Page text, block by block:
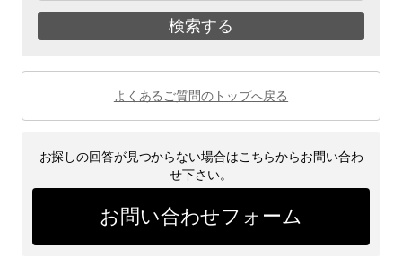
検索する
よくあるご質問のトップへ戻る
お探しの回答が見つからない場合はこちらからお問い合わ
せ下さい。
お問い合わせフォーム